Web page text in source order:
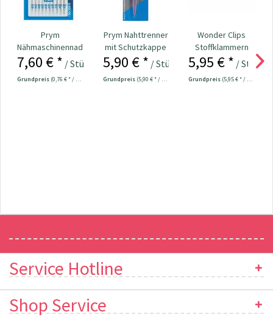
Prym
Nähmaschinennadeln
130/705
Universal...
7,60 € * / Stück
Grundpreis (0,76 € * / 1 Stück)
Prym Nahttrenner
mit Schutzkappe
11,3 cm Nr....
5,90 € * / Stück
Grundpreis (5,90 € * / 1 Stück)
Wonder Clips
Stoffklammern
klein - 20 Stück
5,95 € * / Stück
Grundpreis (5,95 € * / 1 Stück)
Service Hotline
Shop Service